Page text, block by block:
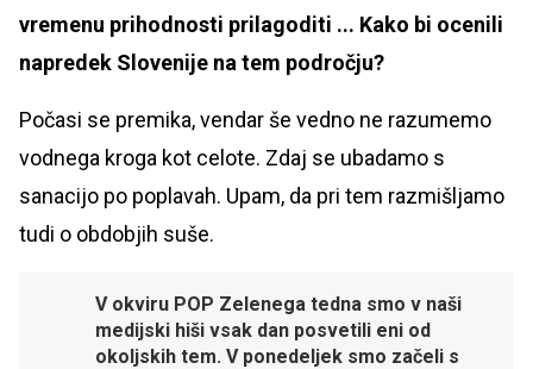
vremenu prihodnosti prilagoditi ... Kako bi ocenili
napredek Slovenije na tem področju?
Počasi se premika, vendar še vedno ne razumemo
vodnega kroga kot celote. Zdaj se ubadamo s
sanacijo po poplavah. Upam, da pri tem razmišljamo
tudi o obdobjih suše.
V okviru POP Zelenega tedna smo v naši
medijski hiši vsak dan posvetili eni od
okoljskih tem. V ponedeljek smo začeli s